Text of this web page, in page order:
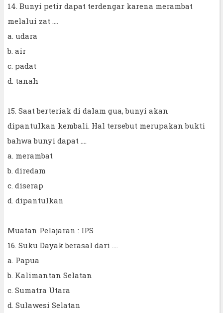
14. Bunyi petir dapat terdengar karena merambat
melalui zat ....
a. udara
b. air
c. padat
d. tanah
15. Saat berteriak di dalam gua, bunyi akan
dipantulkan kembali. Hal tersebut merupakan bukti
bahwa bunyi dapat ....
a. merambat
b. diredam
c. diserap
d. dipantulkan
Muatan Pelajaran : IPS
16. Suku Dayak berasal dari ....
a. Papua
b. Kalimantan Selatan
c. Sumatra Utara
d. Sulawesi Selatan